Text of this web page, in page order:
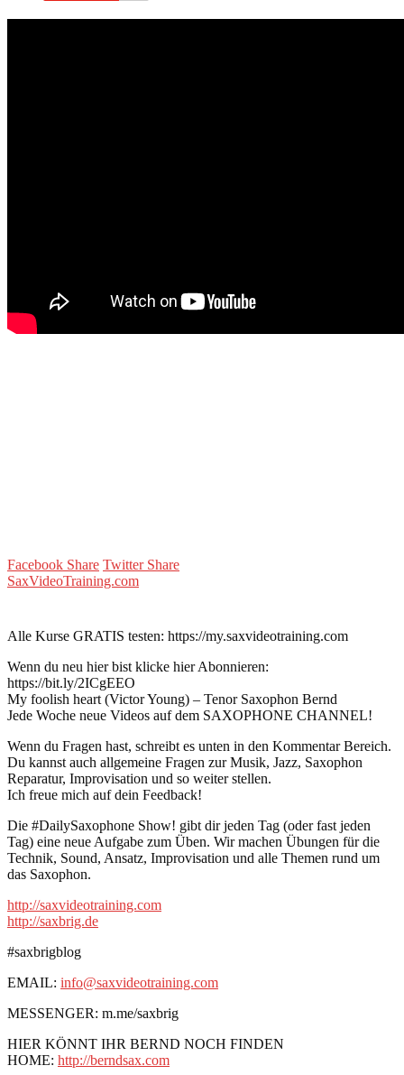
Facebook Share Twitter Share
SaxVideoTraining.com
Alle Kurse GRATIS testen: https://my.saxvideotraining.com
Wenn du neu hier bist klicke hier Abonnieren:
https://bit.ly/2ICgEEO
My foolish heart (Victor Young) – Tenor Saxophon Bernd
Jede Woche neue Videos auf dem SAXOPHONE CHANNEL!
Wenn du Fragen hast, schreibt es unten in den Kommentar Bereich.
Du kannst auch allgemeine Fragen zur Musik, Jazz, Saxophon
Reparatur, Improvisation und so weiter stellen.
Ich freue mich auf dein Feedback!
Die #DailySaxophone Show! gibt dir jeden Tag (oder fast jeden
Tag) eine neue Aufgabe zum Üben. Wir machen Übungen für die
Technik, Sound, Ansatz, Improvisation und alle Themen rund um
das Saxophon.
http://saxvideotraining.com
http://saxbrig.de
#saxbrigblog
EMAIL: info@saxvideotraining.com
MESSENGER: m.me/saxbrig
HIER KÖNNT IHR BERND NOCH FINDEN
HOME: http://berndsax.com